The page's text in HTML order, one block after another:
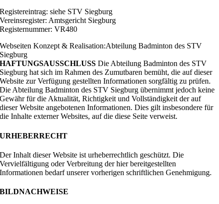
Registereintrag: siehe STV Siegburg
Vereinsregister: Amtsgericht Siegburg
Registernummer: VR480
Webseiten Konzept & Realisation:Abteilung Badminton des STV
Siegburg
HAFTUNGSAUSSCHLUSS Die Abteilung Badminton des STV
Siegburg hat sich im Rahmen des Zumutbaren bemüht, die auf dieser
Website zur Verfügung gestellten Informationen sorgfältig zu prüfen.
Die Abteilung Badminton des STV Siegburg übernimmt jedoch keine
Gewähr für die Aktualität, Richtigkeit und Vollständigkeit der auf
dieser Website angebotenen Informationen. Dies gilt insbesondere für
die Inhalte externer Websites, auf die diese Seite verweist.
URHEBERRECHT
Der Inhalt dieser Website ist urheberrechtlich geschützt. Die
Vervielfältigung oder Verbreitung der hier bereitgestellten
Informationen bedarf unserer vorherigen schriftlichen Genehmigung.
BILDNACHWEISE